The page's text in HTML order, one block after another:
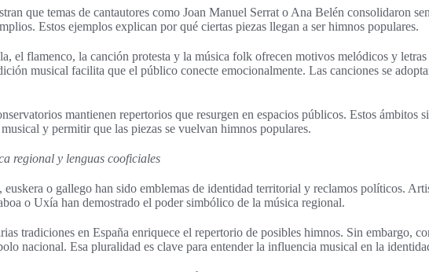
que temas de cantautores como Joan Manuel Serrat o Ana Belén consolidaron
Estos ejemplos explican por qué ciertas piezas llegan a ser himnos populares.
el flamenco, la canción protesta y la música folk ofrecen motivos melódicos y letras
musical facilita que el público conecte emocionalmente. Las canciones se
mantienen repertorios que resurgen en espacios públicos. Estos ámbitos
y permitir que las piezas se vuelvan himnos populares.
regional y lenguas cooficiales
euskera o gallego han sido emblemas de identidad territorial y reclamos políticos.
o Uxía han demostrado el poder simbólico de la música regional.
tradiciones en España enriquece el repertorio de posibles himnos. Sin embargo,
nacional. Esa pluralidad es clave para entender la influencia musical en la